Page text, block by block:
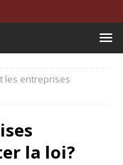
les entreprises
la loi?